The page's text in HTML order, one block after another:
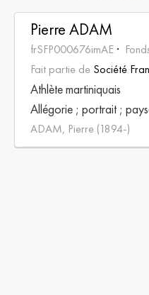
Pierre ADAM
frSFP000676imAE
Fait partie de Société
Athlète martiniquais
Allégorie ; portrait ;
ADAM, Pierre (1894-)